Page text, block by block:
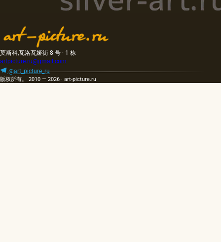
莫斯科,瓦洛瓦娅街 8 号 · 1 栋
artpicture.ru@gmail.com
@art_picture_ru
版权所有。 2010 — 2026 · art-picture.ru